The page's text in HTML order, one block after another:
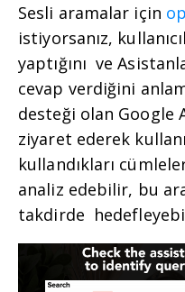
Sesli aramalar için
istiyorsanız,
yaptığını ve
cevap verdiğini
desteği olan Google
ziyaret ederek
kullandıkları
analiz edebilir, bu
takdirde